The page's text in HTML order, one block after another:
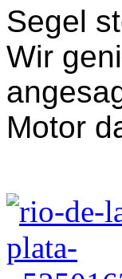
Segel
Wir
Motor